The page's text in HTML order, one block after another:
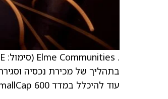
עוד להיכלל במדד S&P SmallCap 600.